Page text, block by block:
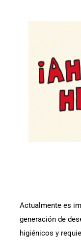
Actualmente es
generación de
higiénicos y